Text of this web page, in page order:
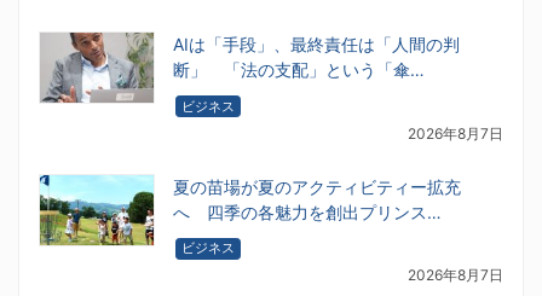
AIは「手段」、最終責任は「人間の判
断」 「法の支配」という「傘…
ビジネス
2026年8月7日
夏の苗場が夏のアクティビティー拡充
へ 四季の各魅力を創出プリンス…
ビジネス
2026年8月7日